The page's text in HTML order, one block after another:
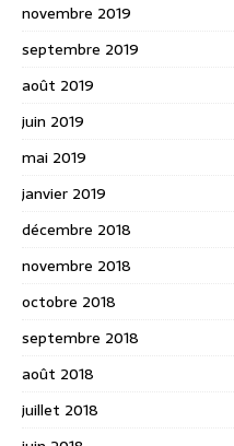
novembre 2019
septembre 2019
août 2019
juin 2019
mai 2019
janvier 2019
décembre 2018
novembre 2018
octobre 2018
septembre 2018
août 2018
juillet 2018